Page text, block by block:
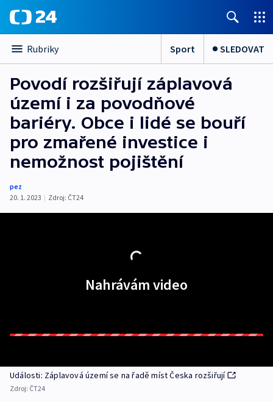
Rubriky Sport SLEDOVAT
Povodí rozšiřují záplavová
území i za povodňové
bariéry. Obce i lidé se bouří
pro zmařené investice i
nemožnost pojištění
pez
20. 1. 2023 | Zdroj: ČT24
Nahrávám video
Události: Záplavová území se na řadě míst Česka rozšiřují
Zdroj: ČT24